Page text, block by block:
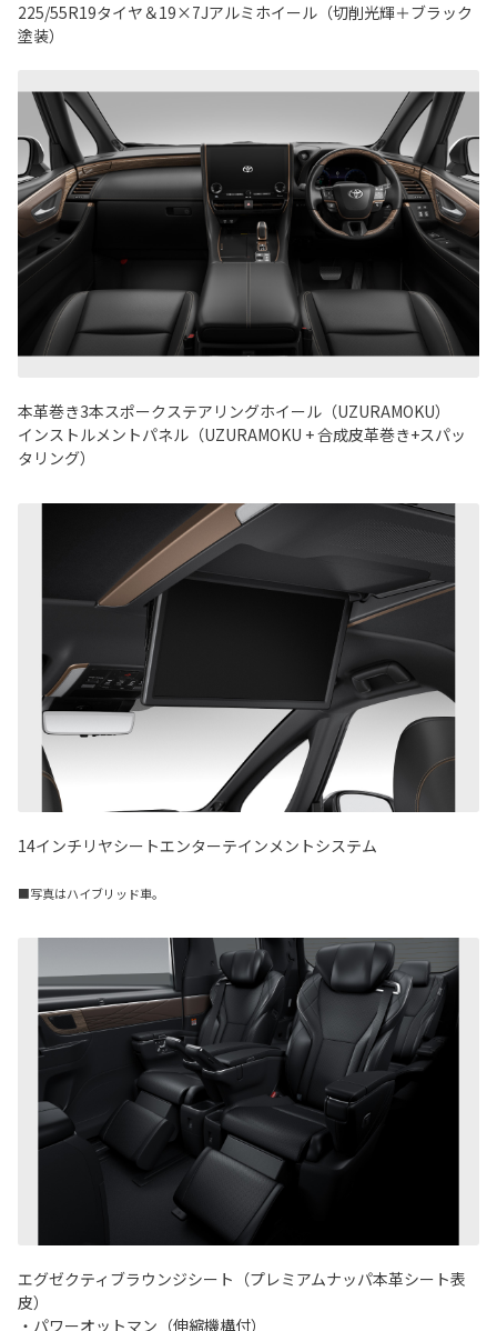
225/55R19タイヤ＆19×7Jアルミホイール（切削光輝＋ブラック
塗装）
本革巻き3本スポークステアリングホイール（UZURAMOKU）
インストルメントパネル（UZURAMOKU + 合成皮革巻き+スパッ
タリング）
14インチリヤシートエンターテインメントシステム
■写真はハイブリッド車。
エグゼクティブラウンジシート（プレミアムナッパ本革シート表
皮）
・パワーオットマン（伸縮機構付）